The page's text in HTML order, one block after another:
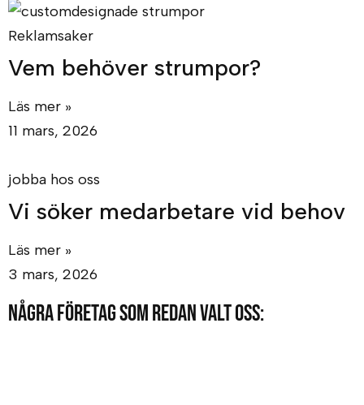
Reklamsaker
Vem behöver strumpor?
Läs mer »
11 mars, 2026
jobba hos oss
Vi söker medarbetare vid behov
Läs mer »
3 mars, 2026
Några företag som redan valt oss: